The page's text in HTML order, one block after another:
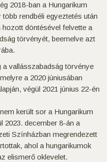
2018-ban a Hungarikum
rendbéli egyeztetés után
hozott döntésével felvette a
törvényét, beemelve azt
vallásszabadság törvénye
a 2020 júniusában
végül 2021 június 22-én
került sor a Hungarikum
2023. december 8-án a
Színházban megrendezett
ahol a hungarikumok
elismerő oklevelet.